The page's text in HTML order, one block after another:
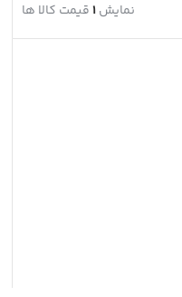
نمایش1 قیمت کالا ها